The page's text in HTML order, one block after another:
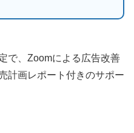
で、Zoomによる広告改善
計画レポート付きのサポー